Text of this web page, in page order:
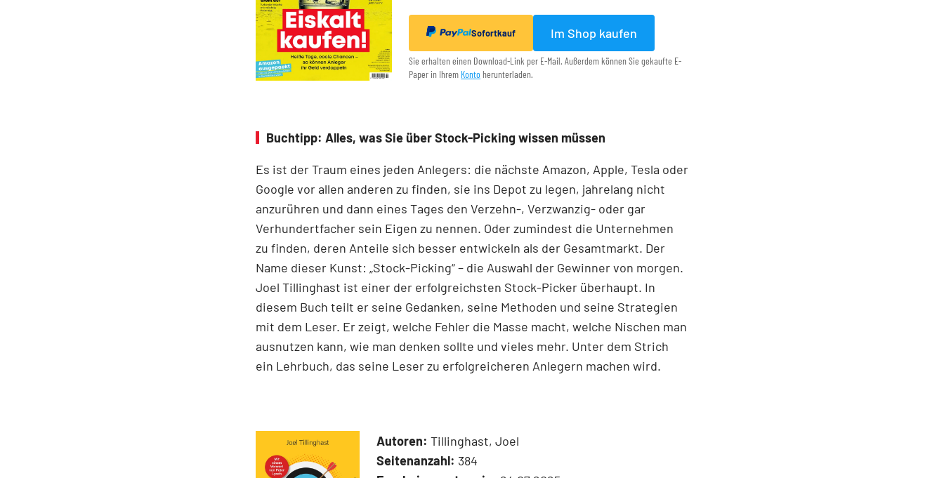
Sofortkauf Im Shop kaufen
Sie erhalten einen Download-Link per E-Mail. Außerdem können Sie gekaufte E-
Paper in Ihrem Konto herunterladen.
Buchtipp: Alles, was Sie über Stock-Picking wissen müssen
Es ist der Traum eines jeden Anlegers: die nächste Amazon, Apple, Tesla oder
Google vor allen anderen zu finden, sie ins Depot zu legen, jahrelang nicht
anzurühren und dann eines Tages den Verzehn-, Verzwanzig- oder gar
Verhundertfacher sein Eigen zu nennen. Oder zumindest die Unternehmen
zu finden, deren Anteile sich besser entwickeln als der Gesamtmarkt. Der
Name dieser Kunst: „Stock-Picking“ – die Auswahl der Gewinner von morgen.
Joel Tillinghast ist einer der erfolgreichsten Stock-Picker überhaupt. In
diesem Buch teilt er seine Gedanken, seine Methoden und seine Strategien
mit dem Leser. Er zeigt, welche Fehler die Masse macht, welche Nischen man
ausnutzen kann, wie man denken sollte und vieles mehr. Unter dem Strich
ein Lehrbuch, das seine Leser zu erfolgreicheren Anlegern machen wird.
Autoren: Tillinghast, Joel
Seitenanzahl: 384